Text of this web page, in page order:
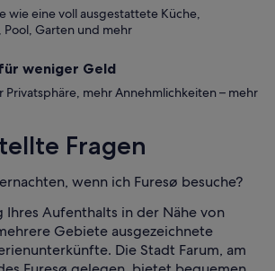
wie eine voll ausgestattete Küche,
Pool, Garten und mehr
weniger Geld
Privatsphäre, mehr Annehmlichkeiten – mehr
Fragen
wenn ich Furesø besuche?
Ihres Aufenthalts in der Nähe von
Gebiete ausgezeichnete
Die Stadt Farum, am